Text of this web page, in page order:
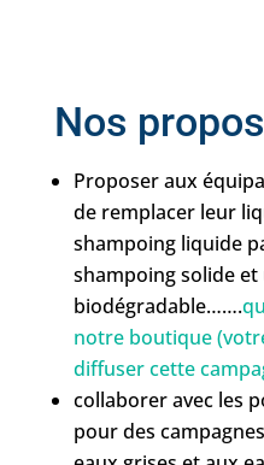
Nos
Proposer aux
de remplacer leur
shampoing liquide
shampoing solide
biodégradable…….
notre boutique
diffuser cette
collaborer avec les
pour des